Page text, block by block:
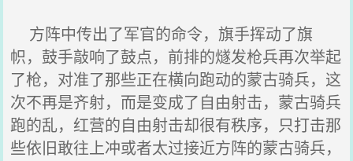
方阵中传出了军官的命令，旗手挥动了旗
帜，鼓手敲响了鼓点，前排的燧发枪兵再次举起
了枪，对准了那些正在横向跑动的蒙古骑兵，这
次不再是齐射，而是变成了自由射击，蒙古骑兵
跑的乱，红营的自由射击却很有秩序，只打击那
些依旧敢往上冲或者太过接近方阵的蒙古骑兵，